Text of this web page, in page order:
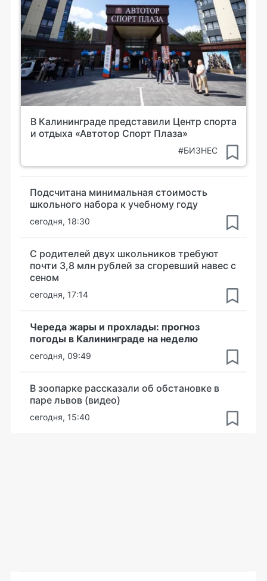
В Калининграде представили Центр спорта
и отдыха «Автотор Спорт Плаза»
#БИЗНЕС
Подсчитана минимальная стоимость
школьного набора к учебному году
сегодня, 18:30
С родителей двух школьников требуют
почти 3,8 млн рублей за сгоревший навес с
сеном
сегодня, 17:14
Череда жары и прохлады: прогноз
погоды в Калининграде на неделю
сегодня, 09:49
В зоопарке рассказали об обстановке в
паре львов (видео)
сегодня, 15:40